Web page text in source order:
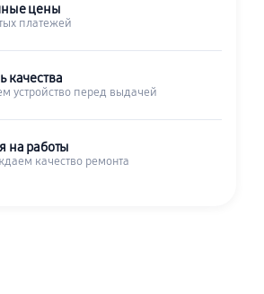
цены
платежей
качества
устройство перед выдачей
на работы
качество ремонта